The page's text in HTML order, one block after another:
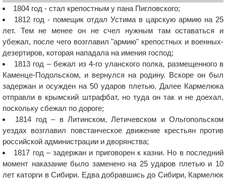
1804 год - стал крепостным у пана Пигловского;
1812 год - помещик отдал Устима в царскую армию на 25
лет. Тем не менее он не счел нужным там оставаться и
убежал, после чего возглавил "армию" крепостных и военных-
дезертиров, которая нападала на имения господ;
1813 год – бежал из 4-го уланского полка, размещенного в
Каменце-Подольском, и вернулся на родину. Вскоре он был
задержан и осужден на 50 ударов плетью. Далее Кармелюка
отправли в крымский штрафбат, но туда он так и не доехал,
поскольку сбежал по дороге;
1814 год – в Литинском, Летичевском и Ольгопольском
уездах возглавил повстанческое движение крестьян против
российской администрации и дворянства;
1817 год – задержан и приговорен к казни. Но в последний
момент наказание было заменено на 25 ударов плетью и 10
лет каторги в Сибири. Едва добравшись до Сибири, Кармелюк